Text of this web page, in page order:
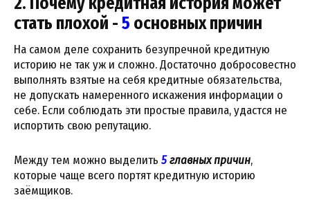
стать плохой - 5 основных причин
На самом деле сохранить безупречной кредитную
историю не так уж и сложно. Достаточно добросовестно
выполнять взятые на себя кредитные обязательства,
не допускать намеренного искажения информации о
себе. Если соблюдать эти простые правила, удастся не
испортить свою репутацию.
Между тем можно выделить 5главных причин,
которые чаще всего портят кредитную историю
заёмщиков.